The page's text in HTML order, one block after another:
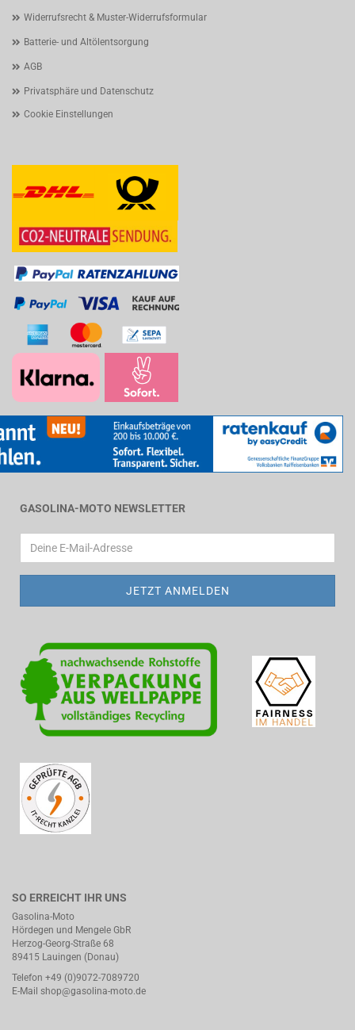
Widerrufsrecht & Muster-Widerrufsformular
Batterie- und Altölentsorgung
AGB
Privatsphäre und Datenschutz
Cookie Einstellungen
GASOLINA-MOTO NEWSLETTER
SO ERREICHT IHR UNS
Gasolina-Moto
Hördegen und Mengele GbR
Herzog-Georg-Straße 68
89415 Lauingen (Donau)
Telefon +49 (0)9072-7089720
E-Mail shop@gasolina-moto.de